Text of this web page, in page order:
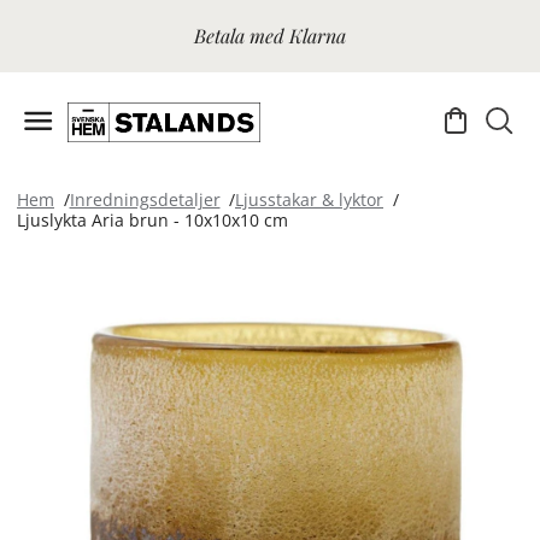
Betala med Klarna
Hem Inredningsdetaljer
Ljusstakar & lyktor
Ljuslykta Aria brun - 10x10x10 cm